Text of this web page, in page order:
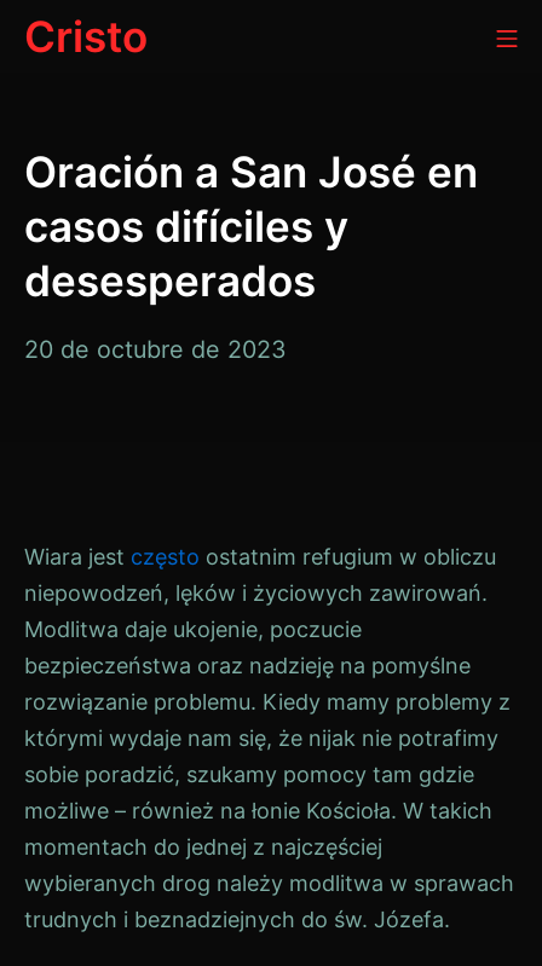
Cristo
Oración a San José en
casos difíciles y
desesperados
20 de octubre de 2023
Wiara jest często ostatnim refugium w obliczu
niepowodzeń, lęków i życiowych zawirowań.
Modlitwa daje ukojenie, poczucie
bezpieczeństwa oraz nadzieję na pomyślne
rozwiązanie problemu. Kiedy mamy problemy z
którymi wydaje nam się, że nijak nie potrafimy
sobie poradzić, szukamy pomocy tam gdzie
możliwe – również na łonie Kościoła. W takich
momentach do jednej z najczęściej
wybieranych drog należy modlitwa w sprawach
trudnych i beznadziejnych do św. Józefa.